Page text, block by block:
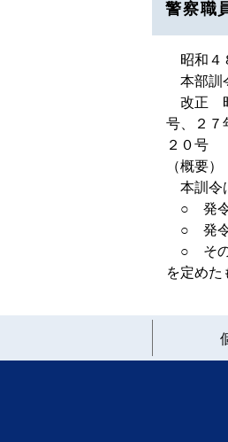
警察職
昭和４
本部訓
改正 昭
号、２７
２０号
（概要）
本訓令
○ 発令
○ 発令
○ その
を定めた